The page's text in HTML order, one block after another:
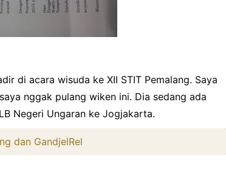
di acara wisuda ke XII STIT Pemalang. Saya
nggak pulang wiken ini. Dia sedang ada
Negeri Ungaran ke Jogjakarta.
dan GandjelRel